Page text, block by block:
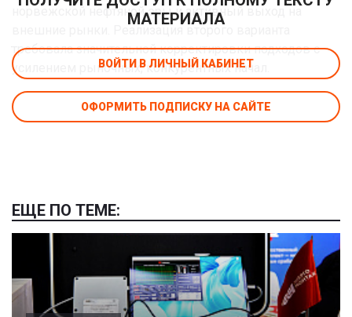
норвежской нефтяной эры и активный выход на
требовала значительной корректировки подходов с
усилением рыночных, конкурентных начал.
МАТЕРИАЛА
ВОЙТИ В ЛИЧНЫЙ КАБИНЕТ
ОФОРМИТЬ ПОДПИСКУ НА САЙТЕ
ЕЩЕ ПО ТЕМЕ: